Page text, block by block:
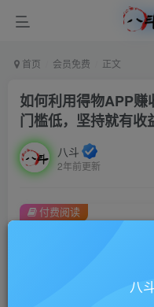
首页 会员免费 正文
如何利用得物APP赚
门槛低，坚持就有收
八斗
2年前更新
此内容为付费阅读，请付
金币
付费阅读
八